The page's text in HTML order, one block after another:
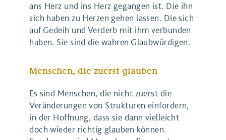
ans Herz und ins Herz gegangen ist. Die ihn
sich haben zu Herzen gehen lassen. Die sich
auf Gedeih und Verderb mit ihm verbunden
haben. Sie sind die wahren Glaubwürdigen.
Menschen, die zuerst glauben
Es sind Menschen, die nicht zuerst die
Veränderungen von Strukturen einfordern,
in der Hoffnung, dass sie dann vielleicht
doch wieder richtig glauben können.